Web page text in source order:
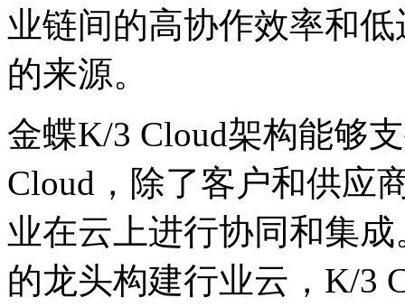
业链间的高协作效率和
的来源。
金蝶K/3 Cloud架构能够
Cloud，除了客户和供应
业在云上进行协同和集
的龙头构建行业云，K/3